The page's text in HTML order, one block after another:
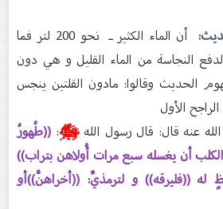
أن الماء الكثير ـ نحو 200 لتر فما
النجاسة من الماء القليل و هي دون
الحديث وقالوا: مادون القلتين ينجس
الأول
ﷺ:((طُهورُ
أن يغسله سبع مرات أُولاهن بتراب))
((فليرقه)) و لترمذيِّ: ((أخراهنَّ))أو